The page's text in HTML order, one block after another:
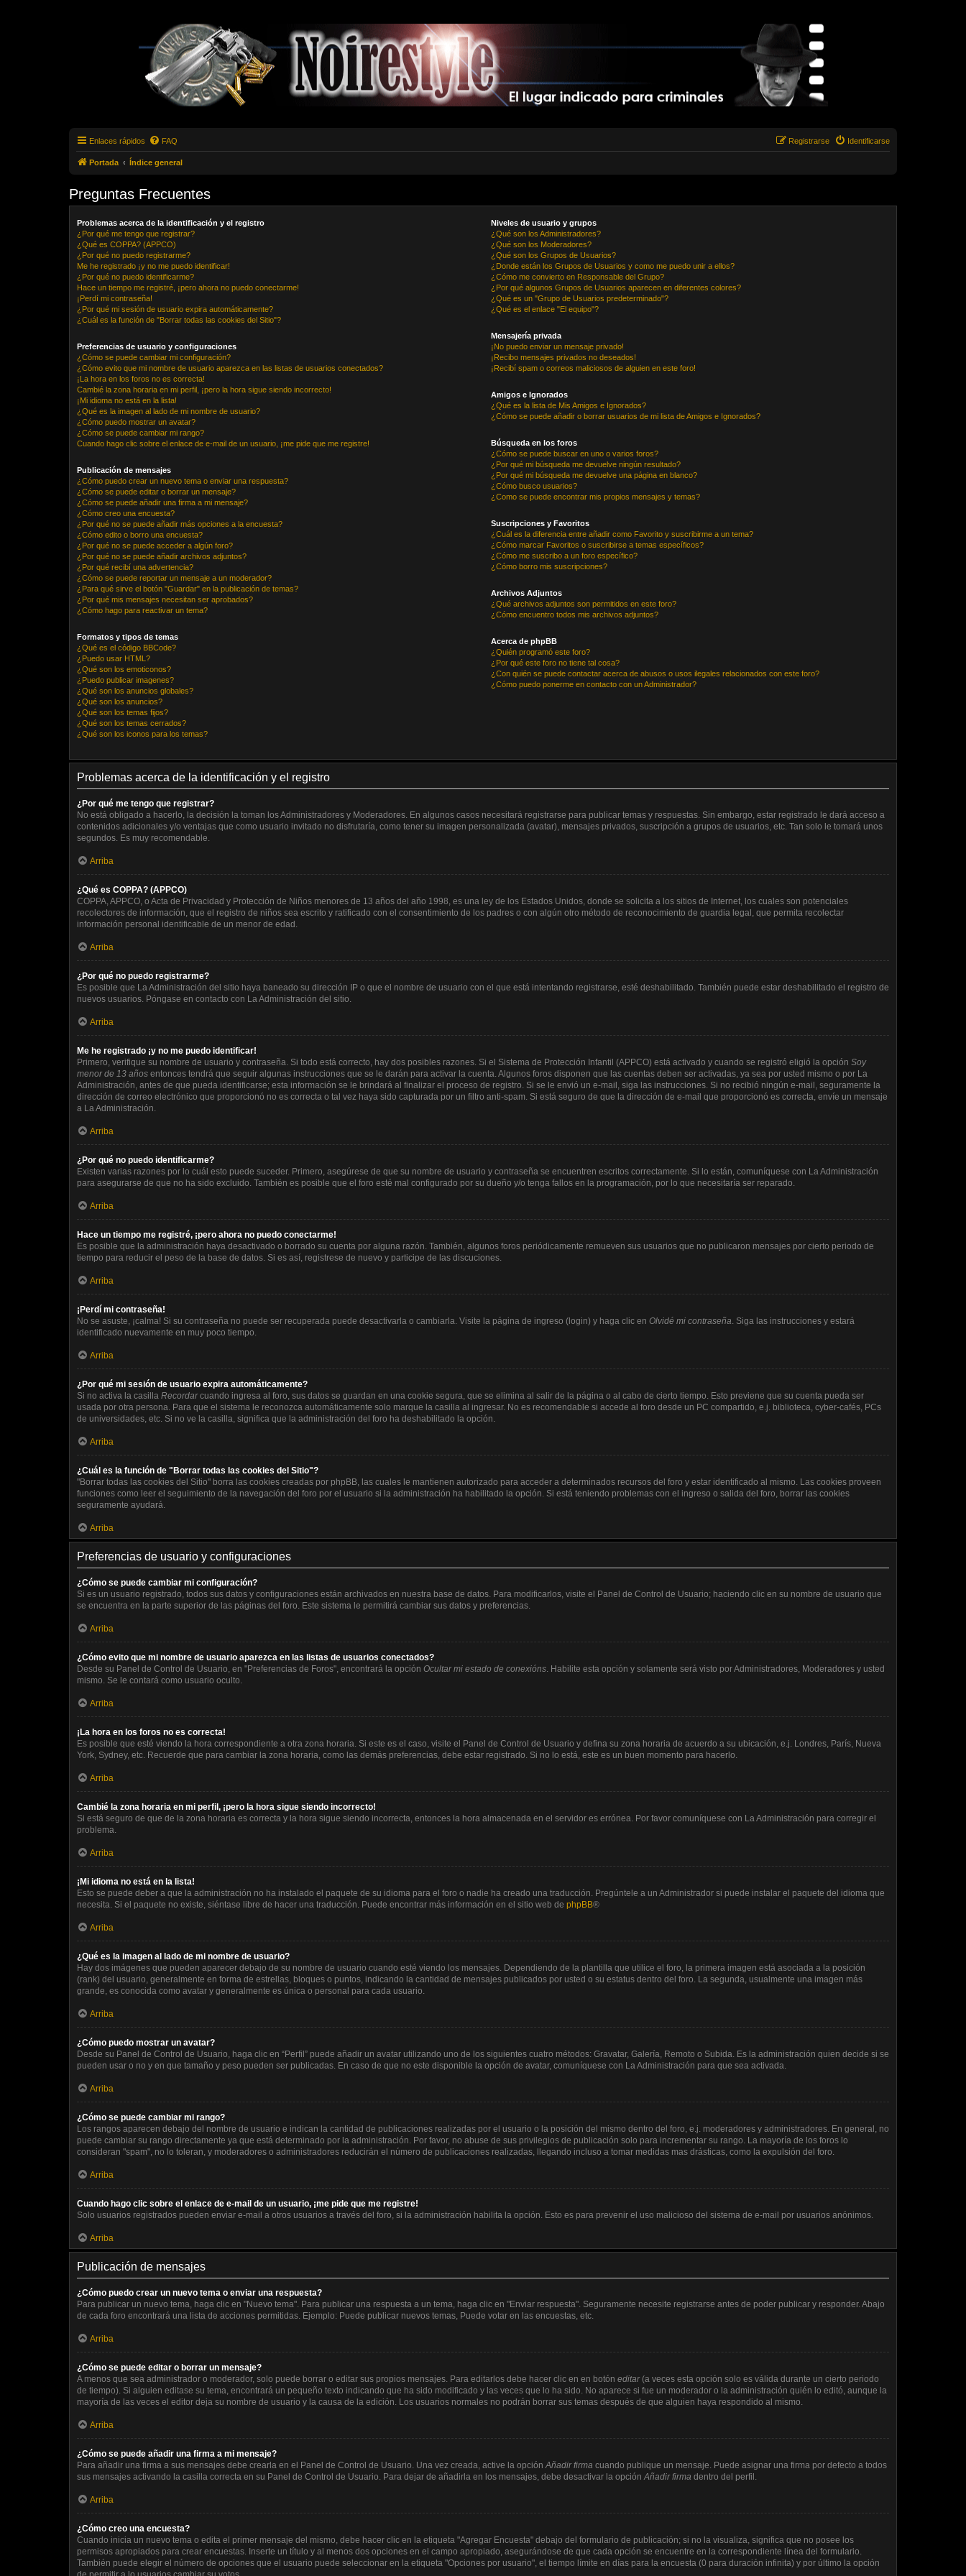
Enlaces rápidos FAQ Identificarse
Registrarse
Portada Índice general
Preguntas Frecuentes
Problemas acerca de la identificación y el registro
¿Por qué me tengo que registrar?
¿Qué es COPPA? (APPCO)
¿Por qué no puedo registrarme?
Me he registrado ¡y no me puedo identificar!
¿Por qué no puedo identificarme?
Hace un tiempo me registré, ¡pero ahora no puedo conectarme!
¡Perdí mi contraseña!
¿Por qué mi sesión de usuario expira automáticamente?
¿Cuál es la función de "Borrar todas las cookies del Sitio"?
Preferencias de usuario y configuraciones
¿Cómo se puede cambiar mi configuración?
¿Cómo evito que mi nombre de usuario aparezca en las listas de usuarios conectados?
¡La hora en los foros no es correcta!
Cambié la zona horaria en mi perfil, ¡pero la hora sigue siendo incorrecto!
¡Mi idioma no está en la lista!
¿Qué es la imagen al lado de mi nombre de usuario?
¿Cómo puedo mostrar un avatar?
¿Cómo se puede cambiar mi rango?
Cuando hago clic sobre el enlace de e-mail de un usuario, ¡me pide que me registre!
Publicación de mensajes
¿Cómo puedo crear un nuevo tema o enviar una respuesta?
¿Cómo se puede editar o borrar un mensaje?
¿Cómo se puede añadir una firma a mi mensaje?
¿Cómo creo una encuesta?
¿Por qué no se puede añadir más opciones a la encuesta?
¿Cómo edito o borro una encuesta?
¿Por qué no se puede acceder a algún foro?
¿Por qué no se puede añadir archivos adjuntos?
¿Por qué recibí una advertencia?
¿Cómo se puede reportar un mensaje a un moderador?
¿Para qué sirve el botón "Guardar" en la publicación de temas?
¿Por qué mis mensajes necesitan ser aprobados?
¿Cómo hago para reactivar un tema?
Formatos y tipos de temas
¿Qué es el código BBCode?
¿Puedo usar HTML?
¿Qué son los emoticonos?
¿Puedo publicar imagenes?
¿Qué son los anuncios globales?
¿Qué son los anuncios?
¿Qué son los temas fijos?
¿Qué son los temas cerrados?
¿Qué son los iconos para los temas?
Niveles de usuario y grupos
¿Qué son los Administradores?
¿Qué son los Moderadores?
¿Qué son los Grupos de Usuarios?
¿Donde están los Grupos de Usuarios y como me puedo unir a ellos?
¿Cómo me convierto en Responsable del Grupo?
¿Por qué algunos Grupos de Usuarios aparecen en diferentes colores?
¿Qué es un "Grupo de Usuarios predeterminado"?
¿Qué es el enlace "El equipo"?
Mensajería privada
¡No puedo enviar un mensaje privado!
¡Recibo mensajes privados no deseados!
¡Recibí spam o correos maliciosos de alguien en este foro!
Amigos e Ignorados
¿Qué es la lista de Mis Amigos e Ignorados?
¿Cómo se puede añadir o borrar usuarios de mi lista de Amigos e Ignorados?
Búsqueda en los foros
¿Cómo se puede buscar en uno o varios foros?
¿Por qué mi búsqueda me devuelve ningún resultado?
¿Por qué mi búsqueda me devuelve una página en blanco?
¿Cómo busco usuarios?
¿Como se puede encontrar mis propios mensajes y temas?
Suscripciones y Favoritos
¿Cuál es la diferencia entre añadir como Favorito y suscribirme a un tema?
¿Cómo marcar Favoritos o suscribirse a temas específicos?
¿Cómo me suscribo a un foro específico?
¿Cómo borro mis suscripciones?
Archivos Adjuntos
¿Qué archivos adjuntos son permitidos en este foro?
¿Cómo encuentro todos mis archivos adjuntos?
Acerca de phpBB
¿Quién programó este foro?
¿Por qué este foro no tiene tal cosa?
¿Con quién se puede contactar acerca de abusos o usos ilegales relacionados con este foro?
¿Cómo puedo ponerme en contacto con un Administrador?
Problemas acerca de la identificación y el registro
¿Por qué me tengo que registrar?
No está obligado a hacerlo, la decisión la toman los Administradores y Moderadores. En algunos casos necesitará registrarse para publicar temas y respuestas. Sin embargo, estar registrado le dará acceso a
contenidos adicionales y/o ventajas que como usuario invitado no disfrutaría, como tener su imagen personalizada (avatar), mensajes privados, suscripción a grupos de usuarios, etc. Tan solo le tomará unos
segundos. Es muy recomendable.
Arriba
¿Qué es COPPA? (APPCO)
COPPA, APPCO, o Acta de Privacidad y Protección de Niños menores de 13 años del año 1998, es una ley de los Estados Unidos, donde se solicita a los sitios de Internet, los cuales son potenciales
recolectores de información, que el registro de niños sea escrito y ratificado con el consentimiento de los padres o con algún otro método de reconocimiento de guardia legal, que permita recolectar
información personal identificable de un menor de edad.
Arriba
¿Por qué no puedo registrarme?
Es posible que La Administración del sitio haya baneado su dirección IP o que el nombre de usuario con el que está intentando registrarse, esté deshabilitado. También puede estar deshabilitado el registro de
nuevos usuarios. Póngase en contacto con La Administración del sitio.
Arriba
Me he registrado ¡y no me puedo identificar!
Primero, verifique su nombre de usuario y contraseña. Si todo está correcto, hay dos posibles razones. Si el Sistema de Protección Infantil (APPCO) está activado y cuando se registró eligió la opción Soy
menor de 13 años entonces tendrá que seguir algunas instrucciones que se le darán para activar la cuenta. Algunos foros disponen que las cuentas deben ser activadas, ya sea por usted mismo o por La
Administración, antes de que pueda identificarse; esta información se le brindará al finalizar el proceso de registro. Si se le envió un e-mail, siga las instrucciones. Si no recibió ningún e-mail, seguramente la
dirección de correo electrónico que proporcionó no es correcta o tal vez haya sido capturada por un filtro anti-spam. Si está seguro de que la dirección de e-mail que proporcionó es correcta, envíe un mensaje
a La Administración.
Arriba
¿Por qué no puedo identificarme?
Existen varias razones por lo cuál esto puede suceder. Primero, asegúrese de que su nombre de usuario y contraseña se encuentren escritos correctamente. Si lo están, comuníquese con La Administración
para asegurarse de que no ha sido excluido. También es posible que el foro esté mal configurado por su dueño y/o tenga fallos en la programación, por lo que necesitaría ser reparado.
Arriba
Hace un tiempo me registré, ¡pero ahora no puedo conectarme!
Es posible que la administración haya desactivado o borrado su cuenta por alguna razón. También, algunos foros periódicamente remueven sus usuarios que no publicaron mensajes por cierto periodo de
tiempo para reducir el peso de la base de datos. Si es así, registrese de nuevo y participe de las discuciones.
Arriba
¡Perdí mi contraseña!
No se asuste, ¡calma! Si su contraseña no puede ser recuperada puede desactivarla o cambiarla. Visite la página de ingreso (login) y haga clic en Olvidé mi contraseña. Siga las instrucciones y estará
identificado nuevamente en muy poco tiempo.
Arriba
¿Por qué mi sesión de usuario expira automáticamente?
Si no activa la casilla Recordarcuando ingresa al foro, sus datos se guardan en una cookie segura, que se elimina al salir de la página o al cabo de cierto tiempo. Esto previene que su cuenta pueda ser
usada por otra persona. Para que el sistema le reconozca automáticamente solo marque la casilla al ingresar. No es recomendable si accede al foro desde un PC compartido, e.j. biblioteca, cyber-cafés, PCs
de universidades, etc. Si no ve la casilla, significa que la administración del foro ha deshabilitado la opción.
Arriba
¿Cuál es la función de "Borrar todas las cookies del Sitio"?
"Borrar todas las cookies del Sitio" borra las cookies creadas por phpBB, las cuales le mantienen autorizado para acceder a determinados recursos del foro y estar identificado al mismo. Las cookies proveen
funciones como leer el seguimiento de la navegación del foro por el usuario si la administración ha habilitado la opción. Si está teniendo problemas con el ingreso o salida del foro, borrar las cookies
seguramente ayudará.
Arriba
Preferencias de usuario y configuraciones
¿Cómo se puede cambiar mi configuración?
Si es un usuario registrado, todos sus datos y configuraciones están archivados en nuestra base de datos. Para modificarlos, visite el Panel de Control de Usuario; haciendo clic en su nombre de usuario que
se encuentra en la parte superior de las páginas del foro. Este sistema le permitirá cambiar sus datos y preferencias.
Arriba
¿Cómo evito que mi nombre de usuario aparezca en las listas de usuarios conectados?
Desde su Panel de Control de Usuario, en "Preferencias de Foros", encontrará la opción Ocultar mi estado de conexións. Habilite esta opción y solamente será visto por Administradores, Moderadores y usted
mismo. Se le contará como usuario oculto.
Arriba
¡La hora en los foros no es correcta!
Es posible que esté viendo la hora correspondiente a otra zona horaria. Si este es el caso, visite el Panel de Control de Usuario y defina su zona horaria de acuerdo a su ubicación, e.j. Londres, París, Nueva
York, Sydney, etc. Recuerde que para cambiar la zona horaria, como las demás preferencias, debe estar registrado. Si no lo está, este es un buen momento para hacerlo.
Arriba
Cambié la zona horaria en mi perfil, ¡pero la hora sigue siendo incorrecto!
Si está seguro de que de la zona horaria es correcta y la hora sigue siendo incorrecta, entonces la hora almacenada en el servidor es errónea. Por favor comuníquese con La Administración para corregir el
problema.
Arriba
¡Mi idioma no está en la lista!
Esto se puede deber a que la administración no ha instalado el paquete de su idioma para el foro o nadie ha creado una traducción. Pregúntele a un Administrador si puede instalar el paquete del idioma que
necesita. Si el paquete no existe, siéntase libre de hacer una traducción. Puede encontrar más información en el sitio web de phpBB®
Arriba
¿Qué es la imagen al lado de mi nombre de usuario?
Hay dos imágenes que pueden aparecer debajo de su nombre de usuario cuando esté viendo los mensajes. Dependiendo de la plantilla que utilice el foro, la primera imagen está asociada a la posición
(rank) del usuario, generalmente en forma de estrellas, bloques o puntos, indicando la cantidad de mensajes publicados por usted o su estatus dentro del foro. La segunda, usualmente una imagen más
grande, es conocida como avatar y generalmente es única o personal para cada usuario.
Arriba
¿Cómo puedo mostrar un avatar?
Desde su Panel de Control de Usuario, haga clic en “Perfil” puede añadir un avatar utilizando uno de los siguientes cuatro métodos: Gravatar, Galería, Remoto o Subida. Es la administración quien decide si se
pueden usar o no y en que tamaño y peso pueden ser publicadas. En caso de que no este disponible la opción de avatar, comuníquese con La Administración para que sea activada.
Arriba
¿Cómo se puede cambiar mi rango?
Los rangos aparecen debajo del nombre de usuario e indican la cantidad de publicaciones realizadas por el usuario o la posición del mismo dentro del foro, e.j. moderadores y administradores. En general, no
puede cambiar su rango directamente ya que está determinado por la administración. Por favor, no abuse de sus privilegios de publicación solo para incrementar su rango. La mayoría de los foros lo
consideran "spam", no lo toleran, y moderadores o administradores reducirán el número de publicaciones realizadas, llegando incluso a tomar medidas mas drásticas, como la expulsión del foro.
Arriba
Cuando hago clic sobre el enlace de e-mail de un usuario, ¡me pide que me registre!
Solo usuarios registrados pueden enviar e-mail a otros usuarios a través del foro, si la administración habilita la opción. Esto es para prevenir el uso malicioso del sistema de e-mail por usuarios anónimos.
Arriba
Publicación de mensajes
¿Cómo puedo crear un nuevo tema o enviar una respuesta?
Para publicar un nuevo tema, haga clic en "Nuevo tema". Para publicar una respuesta a un tema, haga clic en "Enviar respuesta". Seguramente necesite registrarse antes de poder publicar y responder. Abajo
de cada foro encontrará una lista de acciones permitidas. Ejemplo: Puede publicar nuevos temas, Puede votar en las encuestas, etc.
Arriba
¿Cómo se puede editar o borrar un mensaje?
A menos que sea administrador o moderador, solo puede borrar o editar sus propios mensajes. Para editarlos debe hacer clic en en botón editar(a veces esta opción solo es válida durante un cierto periodo
de tiempo). Si alguien editase su tema, encontrará un pequeño texto indicando que ha sido modificado y las veces que lo ha sido. No aparece si fue un moderador o la administración quién lo editó, aunque la
mayoría de las veces el editor deja su nombre de usuario y la causa de la edición. Los usuarios normales no podrán borrar sus temas después de que alguien haya respondido al mismo.
Arriba
¿Cómo se puede añadir una firma a mi mensaje?
Para añadir una firma a sus mensajes debe crearla en el Panel de Control de Usuario. Una vez creada, active la opciónAñadir firma cuando publique un mensaje. Puede asignar una firma por defecto a todos
sus mensajes activando la casilla correcta en su Panel de Control de Usuario. Para dejar de añadirla en los mensajes, debe desactivar la opciónAñadir firma dentro del perfil.
Arriba
¿Cómo creo una encuesta?
Cuando inicia un nuevo tema o edita el primer mensaje del mismo, debe hacer clic en la etiqueta "Agregar Encuesta" debajo del formulario de publicación; si no la visualiza, significa que no posee los
permisos apropiados para crear encuestas. Inserte un título y al menos dos opciones en el campo apropiado, asegurándose de que cada opción se encuentre en la correspondiente línea del formulario.
También puede elegir el número de opciones que el usuario puede seleccionar en la etiqueta "Opciones por usuario", el tiempo límite en días para la encuesta (0 para duración infinita) y por último la opción